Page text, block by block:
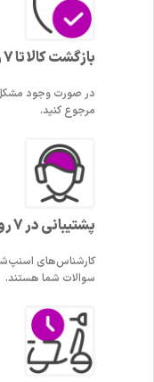
بازگشت کالا تا 7 روز
مرجوع کنید.
پشتیبانی در 7 روز هفته
سوالات شما هستند.